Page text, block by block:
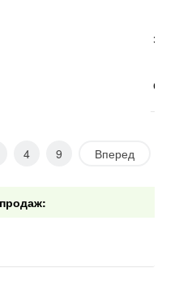
4 9 Вперед